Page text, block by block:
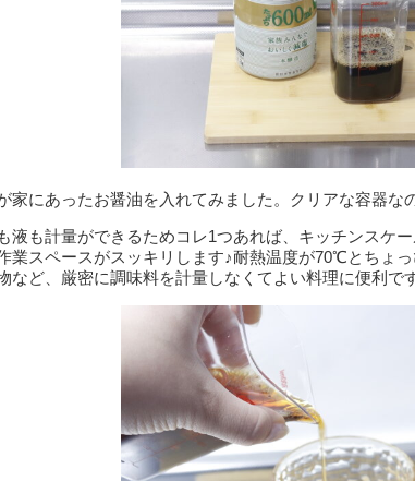
家にあったお醤油を入れてみました。クリアな容器な
液も計量ができるためコレ1つあれば、キッチンスケ
業スペースがスッキリします♪耐熱温度が70℃とちょ
など、厳密に調味料を計量しなくてよい料理に便利です